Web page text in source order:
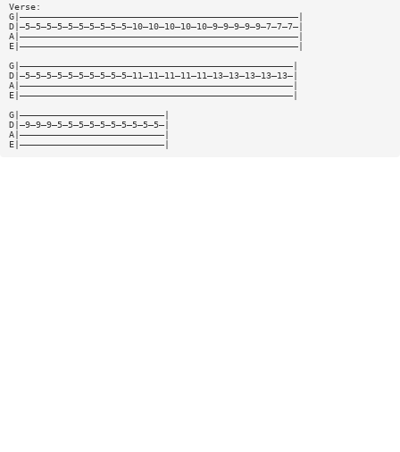
Verse:
G|————————————————————————————————————————————————————|
D|—5—5—5—5—5—5—5—5—5—5—10—10—10—10—10—9—9—9—9—9—7—7—7—|
A|————————————————————————————————————————————————————|
E|————————————————————————————————————————————————————|
G|———————————————————————————————————————————————————|
D|—5—5—5—5—5—5—5—5—5—5—11—11—11—11—11—13—13—13—13—13—|
A|———————————————————————————————————————————————————|
E|———————————————————————————————————————————————————|
G|———————————————————————————|
D|—9—9—9—5—5—5—5—5—5—5—5—5—5—|
A|———————————————————————————|
E|———————————————————————————|